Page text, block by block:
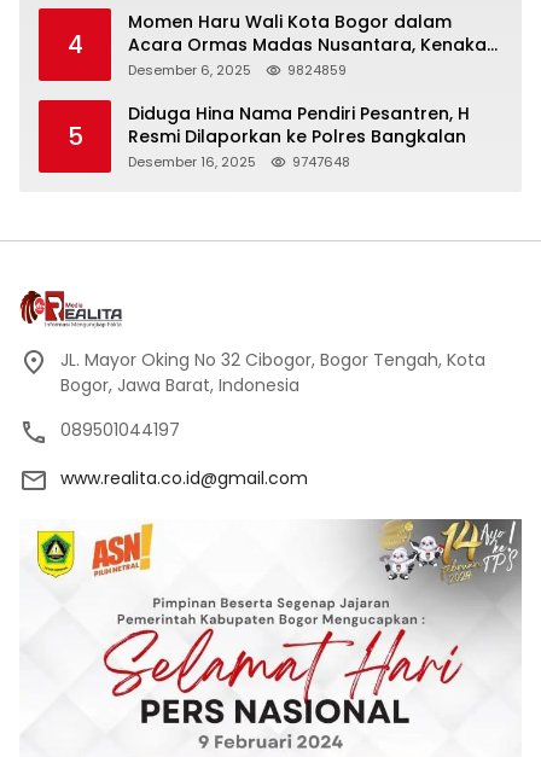
4
Momen Haru Wali Kota Bogor dalam
Acara Ormas Madas Nusantara, Kenakan
Peci Hitam Tinggi sebagai Simbol
Desember 6, 2025 9824859
5
Diduga Hina Nama Pendiri Pesantren, H
Resmi Dilaporkan ke Polres Bangkalan
Desember 16, 2025 9747648
JL. Mayor Oking No 32 Cibogor, Bogor Tengah, Kota
Bogor, Jawa Barat, Indonesia
089501044197
www.realita.co.id@gmail.com